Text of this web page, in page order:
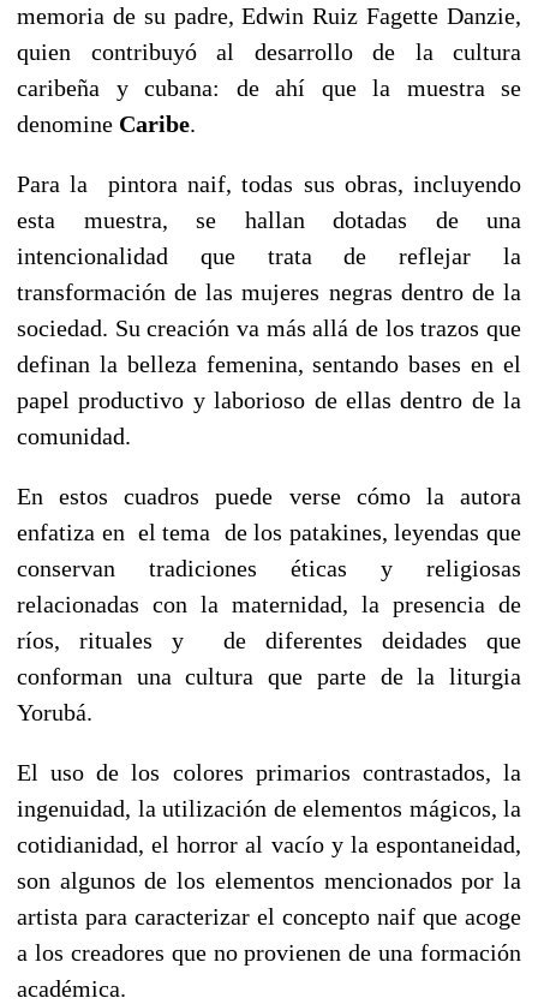
memoria de su padre, Edwin Ruiz Fagette Danzie,
quien contribuyó al desarrollo de la cultura
caribeña y cubana: de ahí que la muestra se
denomine Caribe.
Para la pintora naif, todas sus obras, incluyendo
esta muestra, se hallan dotadas de una
intencionalidad que trata de reflejar la
transformación de las mujeres negras dentro de la
sociedad. Su creación va más allá de los trazos que
definan la belleza femenina, sentando bases en el
papel productivo y laborioso de ellas dentro de la
comunidad.
En estos cuadros puede verse cómo la autora
enfatiza en el tema de los patakines, leyendas que
conservan tradiciones éticas y religiosas
relacionadas con la maternidad, la presencia de
ríos, rituales y de diferentes deidades que
conforman una cultura que parte de la liturgia
Yorubá.
El uso de los colores primarios contrastados, la
ingenuidad, la utilización de elementos mágicos, la
cotidianidad, el horror al vacío y la espontaneidad,
son algunos de los elementos mencionados por la
artista para caracterizar el concepto naif que acoge
a los creadores que no provienen de una formación
académica.